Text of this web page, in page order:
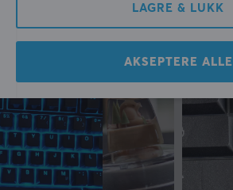
LAGRE & LUKK
AKSEPTERE ALLE